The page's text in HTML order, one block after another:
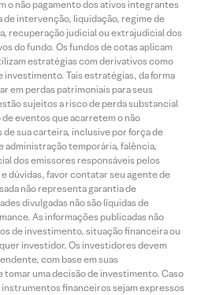
o não pagamento dos ativos integrantes
intervenção, liquidação, regime de
recuperação judicial ou extrajudicial dos
do fundo. Os fundos de cotas aplicam
estratégias com derivativos como
Tais estratégias, da forma
em perdas patrimoniais para seus
sujeitos a risco de perda substancial
eventos que acarretem o não
sua carteira, inclusive por força de
administração temporária, falência,
dos emissores responsáveis pelos
dúvidas, favor contatar seu agente de
não representa garantia de
divulgadas não são líquidas de
As informações publicadas não
de investimento, situação financeira ou
investidor. Os investidores devem
com base em suas
uma decisão de investimento. Caso
financeiros sejam expressos